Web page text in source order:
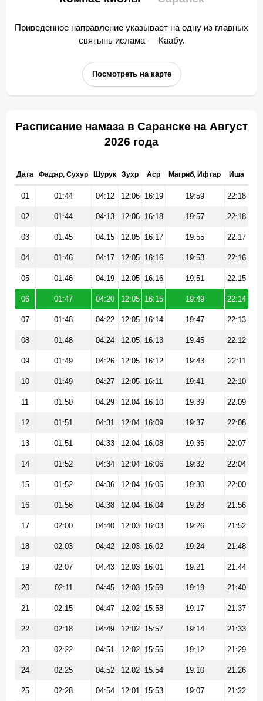
Приведенное направление указывает на одну из главных
святынь ислама — Каабу.
Посмотреть на карте
Расписание намаза в Саранске на Август
2026 года
Дата Фаджр, Сухур Шурук Зухр Аср Магриб, Ифтар Иша
01 01:44 04:12 12:06 16:19 19:59 22:18
02 01:44 04:13 12:06 16:18 19:57 22:18
03 01:45 04:15 12:05 16:17 19:55 22:17
04 01:46 04:17 12:05 16:16 19:53 22:16
05 01:46 04:19 12:05 16:16 19:51 22:15
06 01:47 04:20 12:05 16:15 19:49 22:14
07 01:48 04:22 12:05 16:14 19:47 22:13
08 01:48 04:24 12:05 16:13 19:45 22:12
09 01:49 04:26 12:05 16:12 19:43 22:11
10 01:49 04:27 12:05 16:11 19:41 22:10
11 01:50 04:29 12:04 16:10 19:39 22:09
12 01:51 04:31 12:04 16:09 19:37 22:08
13 01:51 04:33 12:04 16:08 19:35 22:07
14 01:52 04:34 12:04 16:06 19:32 22:04
15 01:52 04:36 12:04 16:05 19:30 22:00
16 01:56 04:38 12:04 16:04 19:28 21:56
17 02:00 04:40 12:03 16:03 19:26 21:52
18 02:03 04:42 12:03 16:02 19:24 21:48
19 02:07 04:43 12:03 16:01 19:21 21:44
20 02:11 04:45 12:03 15:59 19:19 21:40
21 02:15 04:47 12:02 15:58 19:17 21:37
22 02:18 04:49 12:02 15:57 19:14 21:33
23 02:22 04:51 12:02 15:55 19:12 21:29
24 02:25 04:52 12:02 15:54 19:10 21:26
25 02:28 04:54 12:01 15:53 19:07 21:22